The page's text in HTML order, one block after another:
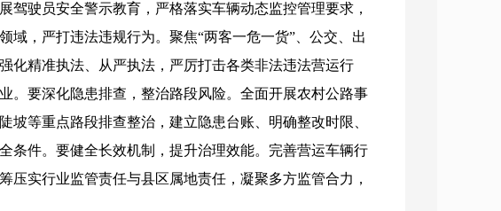
驶员安全警示教育，严格落实车辆动态监控管理要求，
域，严打违法违规行为。聚焦“两客一危一货”、公交、出
化精准执法、从严执法，严厉打击各类非法违法营运行
。要深化隐患排查，整治路段风险。全面开展农村公路事
等重点路段排查整治，建立隐患台账、明确整改时限、
条件。要健全长效机制，提升治理效能。完善营运车辆行
压实行业监管责任与县区属地责任，凝聚多方监管合力，